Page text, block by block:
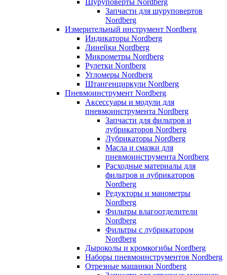
Запчасти для шуруповертов
Nordberg
Измерительный инструмент Nordberg
Индикаторы Nordberg
Линейки Nordberg
Микрометры Nordberg
Рулетки Nordberg
Угломеры Nordberg
Штангенциркули Nordberg
Пневмоинструмент Nordberg
Аксессуары и модули для
пневмоинструмента Nordberg
Запчасти для фильтров и
лубрикаторов Nordberg
Лубрикаторы Nordberg
Масла и смазки для
пневмоинструмента Nordberg
Расходные материалы для
фильтров и лубрикаторов
Nordberg
Редукторы и манометры
Nordberg
Фильтры влагоотделители
Nordberg
Фильтры с лубрикатором
Nordberg
Дыроколы и кромкогибы Nordberg
Наборы пневмоинструментов Nordberg
Отрезные машинки Nordberg